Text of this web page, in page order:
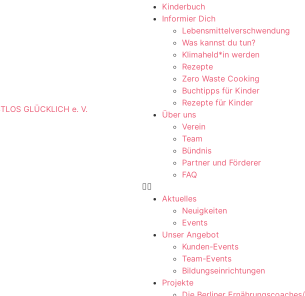
Kinderbuch
Informier Dich
Lebensmittelverschwendung
Was kannst du tun?
Klimaheld*in werden
Rezepte
Zero Waste Cooking
Buchtipps für Kinder
Rezepte für Kinder
Über uns
Verein
Team
Bündnis
Partner und Förderer
FAQ
Aktuelles
Neuigkeiten
Events
Unser Angebot
Kunden-Events
Team-Events
Bildungseinrichtungen
Projekte